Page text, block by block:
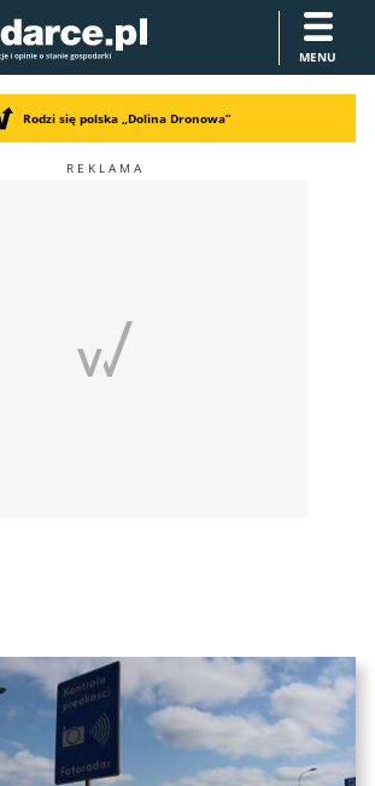
MENU
Rodzi się polska „Dolina Dronowa”